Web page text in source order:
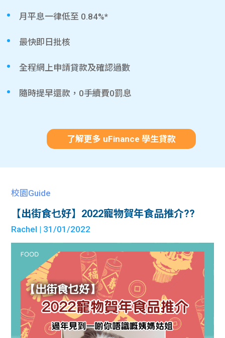
月平息一律低至 0.84%*
最快即日批核
全程網上申請貸款及確認過數
隨時提早還款，0手續費0罰息
了解更多 uFinance 學生貸款
校園Guide
【出街食乜好】2022寵物賀年食品推介??
Rachel | 31/01/2022